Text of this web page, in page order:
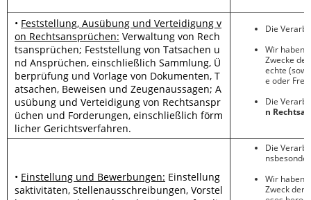
• Feststellung, Ausübung und Verteidigung v
on Rechtsansprüchen: Verwaltung von Rech
tsansprüchen; Feststellung von Tatsachen u
nd Ansprüchen, einschließlich Sammlung, Ü
berprüfung und Vorlage von Dokumenten, T
atsachen, Beweisen und Zeugenaussagen; A
usübung und Verteidigung von Rechtsanspr
üchen und Forderungen, einschließlich förm
licher Gerichtsverfahren.
Die
Wir haben
Zwecke
echte
e oder
Die
n
• Einstellung und Bewerbungen: Einstellung
saktivitäten, Stellenausschreibungen, Vorstel
Die
Wir haben
Zweck der